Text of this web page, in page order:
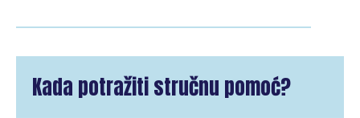
Kada potražiti stručnu pomoć?